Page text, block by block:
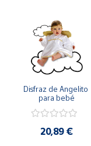
Disfraz de Angelito
para bebé
20,89 €